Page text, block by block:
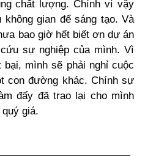
chất lượng. Chính vì vậy
gian để sáng tạo. Và
bao giờ hết biết ơn dự án
sự nghiệp của mình. Vì
mình sẽ phải nghỉ cuộc
con đường khác. Chính sự
đấy đã trao lại cho mình
giá.